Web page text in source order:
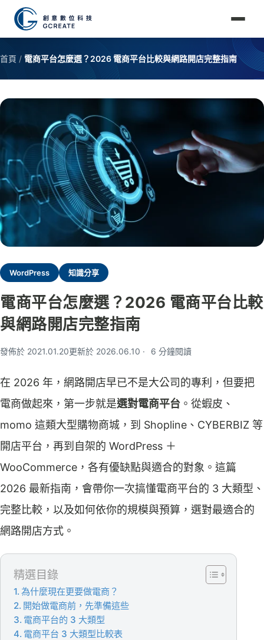
首頁 / 電商平台怎麼選？2026 電商平台比較與網路開店完整指南
WordPress 知識分享
電商平台怎麼選？2026 電商平台比較
與網路開店完整指南
發佈於 2021.01.20更新於 2026.06.10 6 分鐘閱讀
在 2026 年，網路開店早已不是大公司的專利，但要把
電商做起來，第一步就是選對電商平台 。從蝦皮、
momo 這類大型購物商城，到 Shopline、CYBERBIZ 等
開店平台，再到自架的 WordPress ＋
WooCommerce，各有優缺點與適合的對象。這篇
2026 最新指南，會帶你一次搞懂電商平台的 3 大類型、
完整比較，以及如何依你的規模與預算，選對最適合的
網路開店方式。
精選目錄
為什麼現在更要做電商？
開始做電商前，先準備這些
電商平台的 3 大類型
電商平台 3 大類型比較表